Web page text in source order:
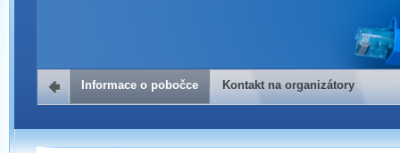
Kontakt na organizátory
Pokud máte jakýkoliv dotaz na organizátory této akce,
prosím neváhejte nás kontaktovat na e-mailu:
Informace o pobočce Kontakt na organizátory